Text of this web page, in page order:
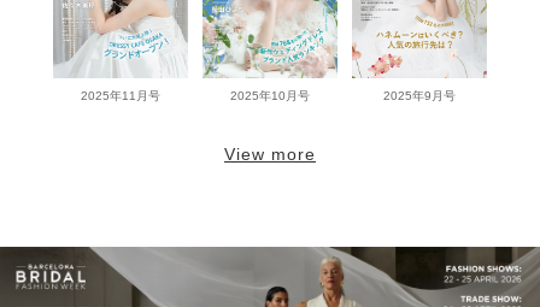
2025年11月号 2025年10月号 2025年9月号
View more